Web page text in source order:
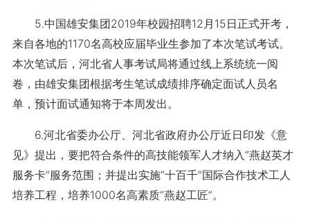
5.中国雄安集团2019年校园招聘12月15日正式开考，
来自各地的1170名高校应届毕业生参加了本次笔试考试。
本次笔试后，河北省人事考试局将通过线上系统统一阅
卷，由雄安集团根据考生笔试成绩排序确定面试人员名
单，预计面试通知将于本周发出。
6.河北省委办公厅、河北省政府办公厅近日印发《意
见》提出，要把符合条件的高技能领军人才纳入“燕赵英才
服务卡”服务范围；并提出实施“十百千”国际合作技术工人
培养工程，培养1000名高素质“燕赵工匠”。